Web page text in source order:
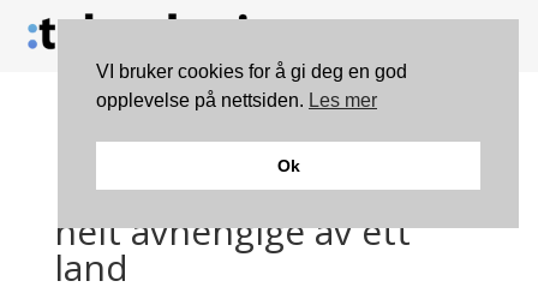
mikrobrikkene: -Vi er
helt avhengige av ett
land
VI bruker cookies for å gi deg en god
opplevelse på nettsiden. Les mer
Ok